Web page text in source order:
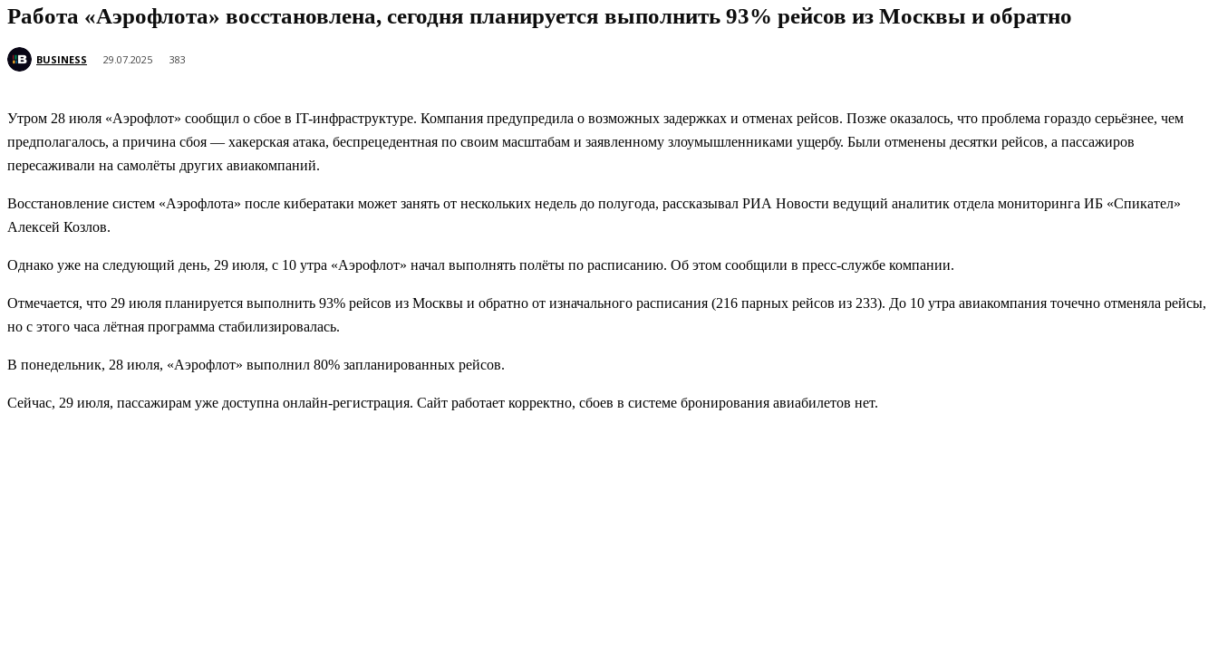
Работа «Аэрофлота» восстановлена, сегодня планируется выполнить 93% рейсов из Москвы и обратно
BUSINESS 29.07.2025 383
Утром 28 июля «Аэрофлот» сообщил о сбое в IT-инфраструктуре. Компания предупредила о возможных задержках и отменах рейсов. Позже оказалось, что проблема гораздо серьёзнее, чем
предполагалось, а причина сбоя — хакерская атака, беспрецедентная по своим масштабам и заявленному злоумышленниками ущербу. Были отменены десятки рейсов, а пассажиров
пересаживали на самолёты других авиакомпаний.
Восстановление систем «Аэрофлота» после кибератаки может занять от нескольких недель до полугода, рассказывал РИА Новости ведущий аналитик отдела мониторинга ИБ «Спикател»
Алексей Козлов.
Однако уже на следующий день, 29 июля, с 10 утра «Аэрофлот» начал выполнять полёты по расписанию. Об этом сообщили в пресс-службе компании.
Отмечается, что 29 июля планируется выполнить 93% рейсов из Москвы и обратно от изначального расписания (216 парных рейсов из 233). До 10 утра авиакомпания точечно отменяла рейсы,
но с этого часа лётная программа стабилизировалась.
В понедельник, 28 июля, «Аэрофлот» выполнил 80% запланированных рейсов.
Сейчас, 29 июля, пассажирам уже доступна онлайн-регистрация. Сайт работает корректно, сбоев в системе бронирования авиабилетов нет.